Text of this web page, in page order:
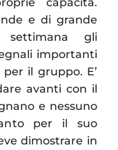
e di grande
gli
importanti
il gruppo. E’
avanti con il
e nessuno
per il suo
dimostrare in